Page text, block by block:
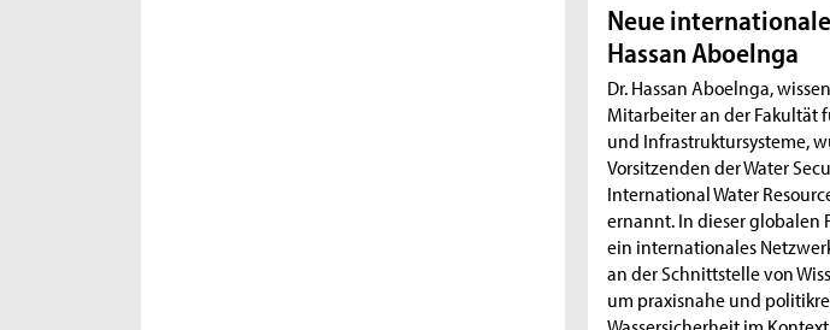
Neue
Hassan Aboelnga
Dr. Hassan Aboelnga,
Mitarbeiter an der Fakultät
und Infrastruktursysteme,
Vorsitzenden der Water
International Water
ernannt. In dieser globalen
ein internationales
an der Schnittstelle von
um praxisnahe und